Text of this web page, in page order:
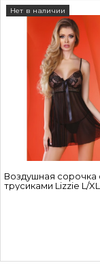
Воздушная сорочка
трусиками Lizzie L/XL
Нет в наличии